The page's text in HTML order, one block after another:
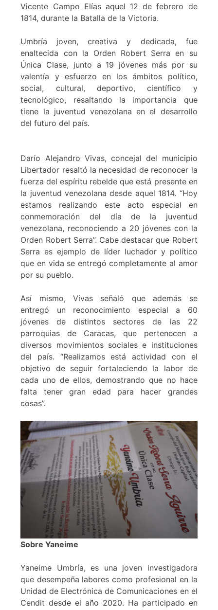
Vicente Campo Elías aquel 12 de febrero de
1814, durante la Batalla de la Victoria.
Umbría joven, creativa y dedicada, fue
enaltecida con la Orden Robert Serra en su
Única Clase, junto a 19 jóvenes más por su
valentía y esfuerzo en los ámbitos político,
social, cultural, deportivo, científico y
tecnológico, resaltando la importancia que
tiene la juventud venezolana en el desarrollo
del futuro del país.
Darío Alejandro Vivas, concejal del municipio
Libertador resaltó la necesidad de reconocer la
fuerza del espíritu rebelde que está presente en
la juventud venezolana desde aquel 1814. “Hoy
estamos realizando este acto especial en
conmemoración del día de la juventud
venezolana, reconociendo a 20 jóvenes con la
Orden Robert Serra”. Cabe destacar que Robert
Serra es ejemplo de líder luchador y político
que en vida se entregó completamente al amor
por su pueblo.
Así mismo, Vivas señaló que además se
entregó un reconocimiento especial a 60
jóvenes de distintos sectores de las 22
parroquias de Caracas, que pertenecen a
diversos movimientos sociales e instituciones
del país. “Realizamos está actividad con el
objetivo de seguir fortaleciendo la labor de
cada uno de ellos, demostrando que no hace
falta tener gran edad para hacer grandes
cosas”.
Sobre Yaneime
Yaneime Umbría, es una joven investigadora
que desempeña labores como profesional en la
Unidad de Electrónica de Comunicaciones en el
Cendit desde el año 2020. Ha participado en